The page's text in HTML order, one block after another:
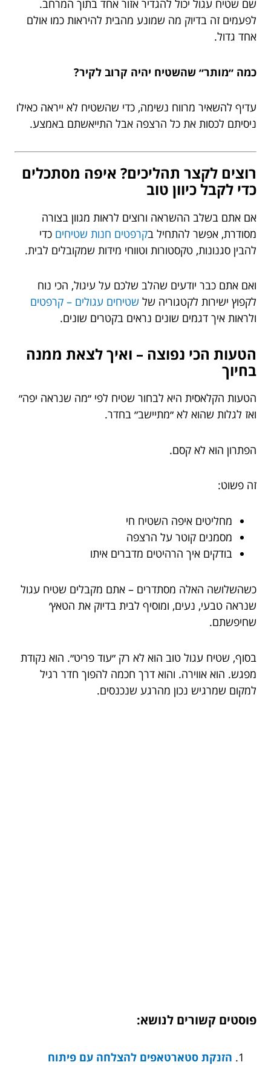
שם שטיח עגול יכול להגדיר אזור אחד בתוך המרחב.
לפעמים זה בדיוק מה שמונע מהבית להיראות כמו אולם
אחד גדול.
כמה ״מותר״ שהשטיח יהיה קרוב לקיר?
עדיף להשאיר מרווח נשימה, כדי שהשטיח לא ייראה כאילו
ניסיתם לכסות את כל הרצפה אבל התייאשתם באמצע.
רוצים לקצר תהליכים? איפה מסתכלים
כדי לקבל כיוון טוב
אם אתם בשלב ההשראה ורוצים לראות מגוון בצורה
מסודרת, אפשר להתחיל בקרפטים חנות שטיחים כדי
להבין סגנונות, טקסטורות וטווחי מידות שמקובלים לבית.
ואם אתם כבר יודעים שהלב שלכם על עיגול, הכי נוח
לקפוץ ישירות לקטגוריה של שטיחים עגולים – קרפטים
ולראות איך דגמים שונים נראים בקטרים שונים.
הטעות הכי נפוצה – ואיך לצאת ממנה
בחיוך
הטעות הקלאסית היא לבחור שטיח לפי ״מה שנראה יפה״
ואז לגלות שהוא לא ״מתיישב״ בחדר.
הפתרון הוא לא קסם.
זה פשוט:
מחליטים איפה השטיח חי
מסמנים קוטר על הרצפה
בודקים איך הרהיטים מדברים איתו
כשהשלושה האלה מסתדרים – אתם מקבלים שטיח עגול
שנראה טבעי, נעים, ומוסיף לבית בדיוק את הטאץ׳
שחיפשתם.
בסוף, שטיח עגול טוב הוא לא רק ״עוד פריט״. הוא נקודת
מפגש. הוא אווירה. והוא דרך חכמה להפוך חדר רגיל
למקום שמרגיש נכון מהרגע שנכנסים.
פוסטים קשורים לנושא:
הזנקת סטארטאפים להצלחה עם פיתוח